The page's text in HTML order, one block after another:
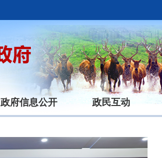
政府信息公开 政民互动